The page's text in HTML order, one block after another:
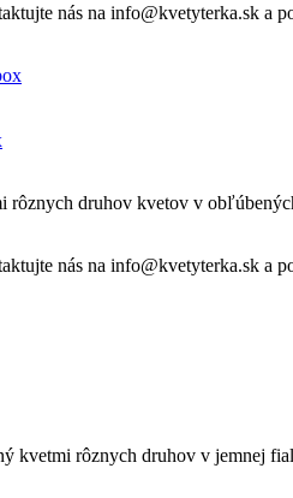
nás na info@kvetyterka.sk a
rôznych druhov kvetov v
nás na info@kvetyterka.sk a
kvetmi rôznych druhov v jemnej